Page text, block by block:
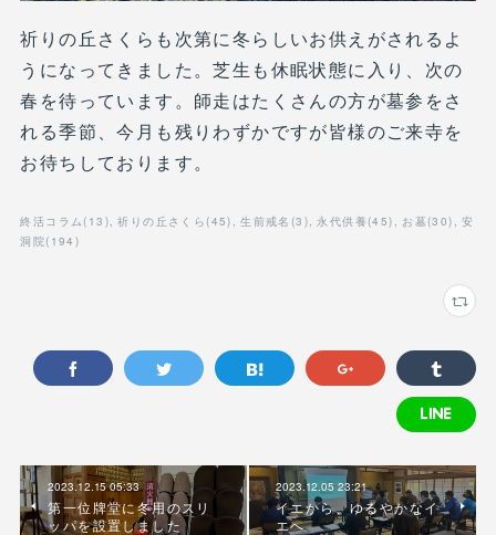
祈りの丘さくらも次第に冬らしいお供えがされるよ
うになってきました。芝生も休眠状態に入り、次の
春を待っています。師走はたくさんの方が墓参をさ
れる季節、今月も残りわずかですが皆様のご来寺を
お待ちしております。
終活コラム ( 13 ) 祈りの丘さくら (45) 生前戒名 (3 ) 永代供養(45) お墓(30)
安
洞院( 194 )
2023.12.15 05:33
第一位牌堂に冬用のスリ
ッパを設置しました
2023.12.05 23:21
イエから、ゆるやかなイ
エへ